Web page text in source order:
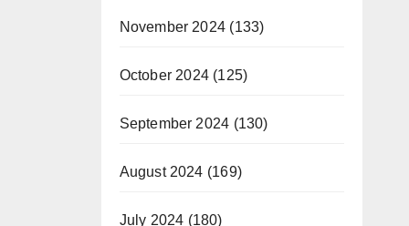
November 2024 (133)
October 2024(125)
September 2024 (130)
August 2024 (169)
July 2024 (180)